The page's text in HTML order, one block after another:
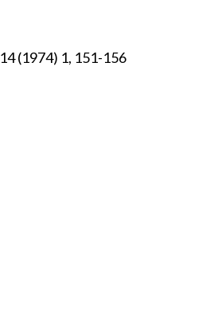
14 (1974) 1, 151-156